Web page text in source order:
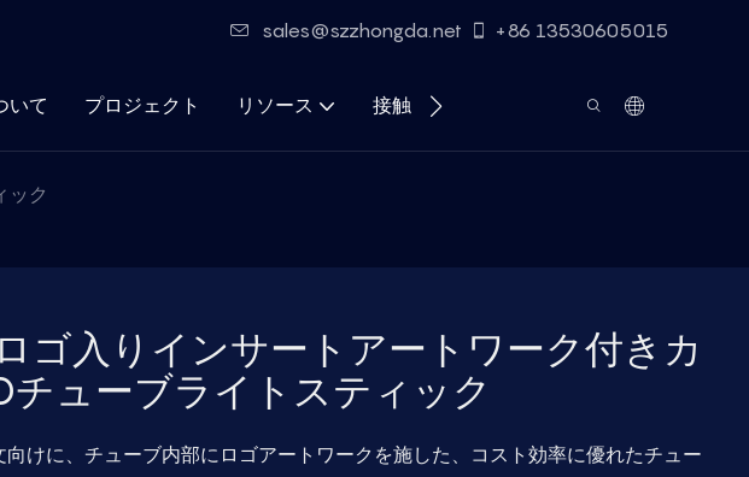
sales@szzhongda.net +86 13530605015
いて プロジェクト リソース 接触
ック
ゴ入りインサートアートワーク付きカ
チューブライトスティック
向けに、チューブ内部にロゴアートワークを施した、コスト効率に優れたチュー